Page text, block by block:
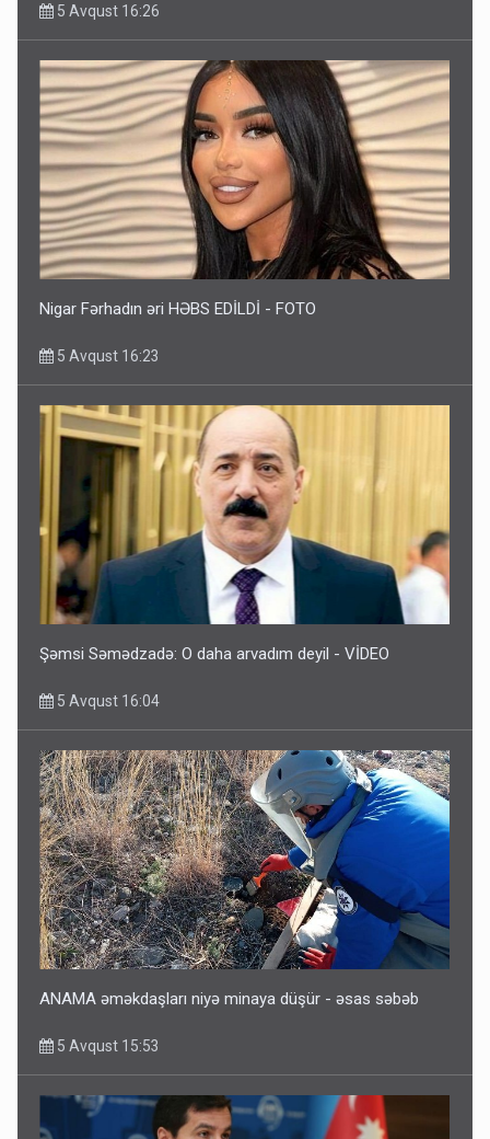
5 Avqust 16:26
Nigar Fərhadın əri HƏBS EDİLDİ - FOTO
5 Avqust 16:23
Şəmsi Səmədzadə: O daha arvadım deyil - VİDEO
5 Avqust 16:04
ANAMA əməkdaşları niyə minaya düşür - əsas səbəb
5 Avqust 15:53